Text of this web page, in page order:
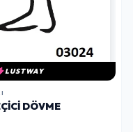
LUSTWAY
DÖVME